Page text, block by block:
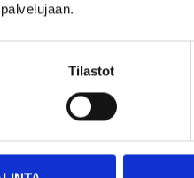
Tilastot
7
Sytytyskaapeli,